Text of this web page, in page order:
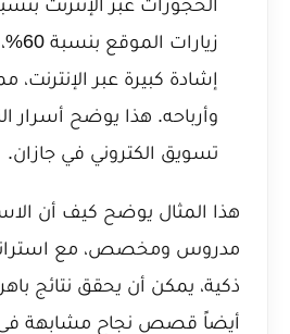
إشادة كبيرة عبر
وأرباحه. هذا يوضح أسرار
تسويق الكتروني في جازان.
هذا المثال يوضح كيف أن
مدروس ومخصص، مع
ذكية، يمكن أن يحقق نتائج
أيضاً قصص نجاح مشابهة في